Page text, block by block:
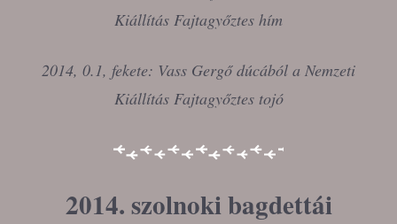
Kiállítás Fajtagyőztes hím
2014, 0.1, fekete: Vass Gergő dúcából a Nemzeti
Kiállítás Fajtagyőztes tojó
2014. szolnoki bagdettái